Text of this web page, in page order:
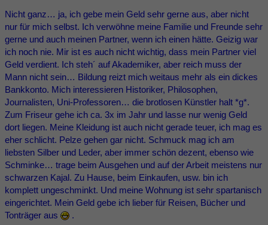
Nicht ganz… ja, ich gebe mein Geld sehr gerne aus, aber nicht
nur für mich selbst. Ich verwöhne meine Familie und Freunde sehr
gerne und auch meinen Partner, wenn ich einen hätte. Geizig war
ich noch nie. Mir ist es auch nicht wichtig, dass mein Partner viel
Geld verdient. Ich steh´ auf Akademiker, aber reich muss der
Mann nicht sein… Bildung reizt mich weitaus mehr als ein dickes
Bankkonto. Mich interessieren Historiker, Philosophen,
Journalisten, Uni-Professoren… die brotlosen Künstler halt *g*.
Zum Friseur gehe ich ca. 3x im Jahr und lasse nur wenig Geld
dort liegen. Meine Kleidung ist auch nicht gerade teuer, ich mag es
eher schlicht. Pelze gehen gar nicht. Schmuck mag ich am
liebsten Silber und Leder, aber immer schön dezent, ebenso wie
Schminke… trage beim Ausgehen und auf der Arbeit meistens nur
schwarzen Kajal. Zu Hause, beim Einkaufen, usw. bin ich
komplett ungeschminkt. Und meine Wohnung ist sehr spartanisch
eingerichtet. Mein Geld gebe ich lieber für Reisen, Bücher und
Tonträger aus
.